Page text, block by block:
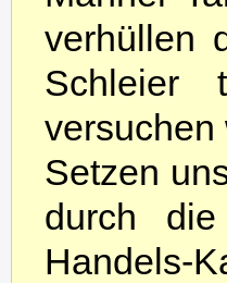
verhüllen
Schleier
versuchen
Setzen
durch
Handels-